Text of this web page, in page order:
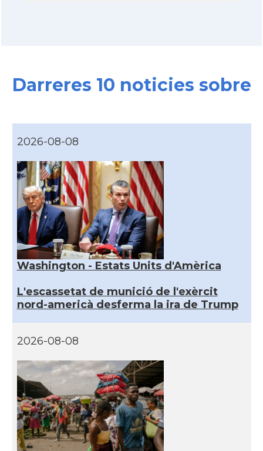
Darreres 10 noticies sobre
2026-08-08
Washington - Estats Units d'Amèrica
L'escassetat de munició de l'exèrcit
nord-americà desferma la ira de Trump
2026-08-08